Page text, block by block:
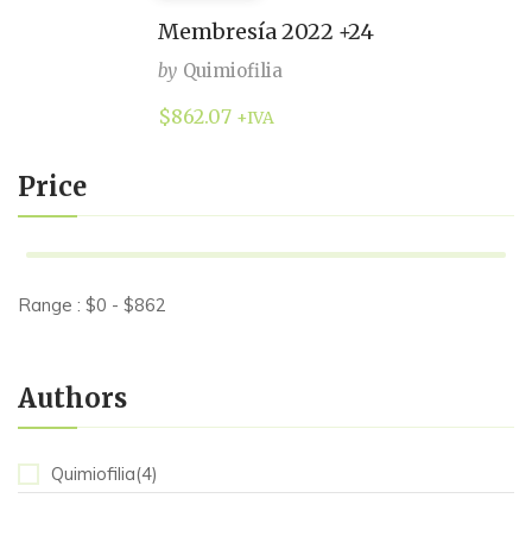
Price
Range : $0 - $862
Authors
Quimiofilia(4)
Membresía 2022 +24
by Quimiofilia
$862.07 +IVA